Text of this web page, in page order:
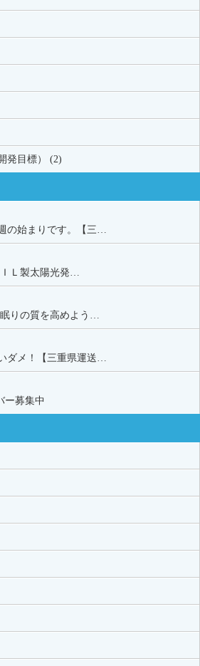
発目標） (2)
の始まりです。【三…
ＩＬ製太陽光発…
りの質を高めよう…
ダメ！【三重県運送…
ー募集中